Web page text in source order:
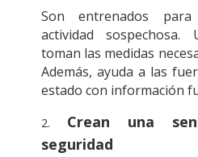
Son entrenados
actividad sospechosa.
toman las medidas
Además, ayuda a las
estado con información
Crean una
seguridad